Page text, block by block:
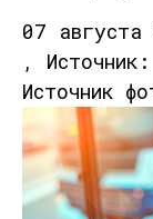
07
,
Источник